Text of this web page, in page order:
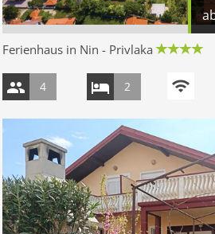
Ferienhaus in Nin - Privlaka
4 2